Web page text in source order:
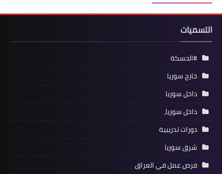
التسميات
#الحسكة
خارج سوريا
داخل سوريا
داخل سوريا،
دورات تدريبية
شرق سوريا
فرص عمل في العراق